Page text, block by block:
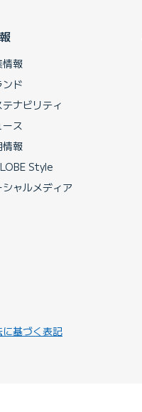
情報
ンド
ナビリティ
ース
情報
Style
シャルメディア
基づく表記